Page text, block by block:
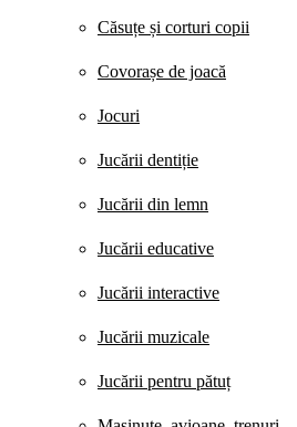
Căsuțe și corturi copii
Covorașe de joacă
Jocuri
Jucării dentiție
Jucării din lemn
Jucării educative
Jucării interactive
Jucării muzicale
Jucării pentru pătuț